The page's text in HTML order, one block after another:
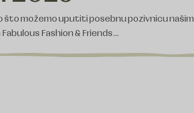
što možemo uputiti posebnu pozivnicu našim
Fashion & Friends…